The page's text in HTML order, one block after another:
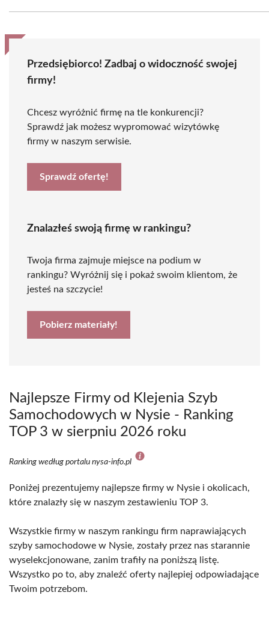
Przedsiębiorco! Zadbaj o widoczność swojej
firmy!
Chcesz wyróżnić firmę na tle konkurencji?
Sprawdź jak możesz wypromować wizytówkę
firmy w naszym serwisie.
Sprawdź ofertę!
Znalazłeś swoją firmę w rankingu?
Twoja firma zajmuje miejsce na podium w
rankingu? Wyróżnij się i pokaż swoim klientom, że
jesteś na szczycie!
Pobierz materiały!
Najlepsze Firmy od Klejenia Szyb
Samochodowych w Nysie - Ranking
TOP 3 w sierpniu 2026 roku
Ranking według portalu nysa-info.pl
Poniżej prezentujemy najlepsze firmy w Nysie i okolicach,
które znalazły się w naszym zestawieniu TOP 3.
Wszystkie firmy w naszym rankingu firm naprawiających
szyby samochodowe w Nysie, zostały przez nas starannie
wyselekcjonowane, zanim trafiły na poniższą listę.
Wszystko po to, aby znaleźć oferty najlepiej odpowiadające
Twoim potrzebom.